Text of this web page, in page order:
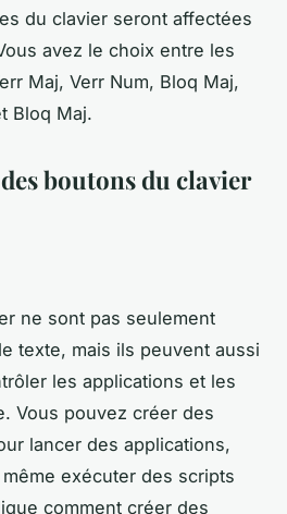
du clavier seront affectées
avez le choix entre les
Maj, Verr Num, Bloq Maj,
Bloq Maj.
boutons du clavier
ne sont pas seulement
texte, mais ils peuvent aussi
les applications et les
Vous pouvez créer des
lancer des applications,
exécuter des scripts
comment créer des